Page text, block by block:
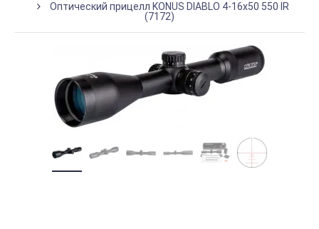
Оптический прицелл KONUS DIABLO 4-16x50 550 IR
(7172)